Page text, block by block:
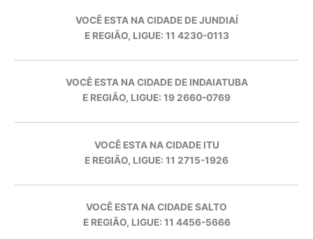
VOCÊ ESTA NA CIDADE DE JUNDIAÍ
E REGIÃO, LIGUE: 11 4230-0113
VOCÊ ESTA NA CIDADE DE INDAIATUBA
E REGIÃO, LIGUE: 19 2660-0769
VOCÊ ESTA NA CIDADE ITU
E REGIÃO, LIGUE: 11 2715-1926
VOCÊ ESTA NA CIDADE SALTO
E REGIÃO, LIGUE: 11 4456-5666